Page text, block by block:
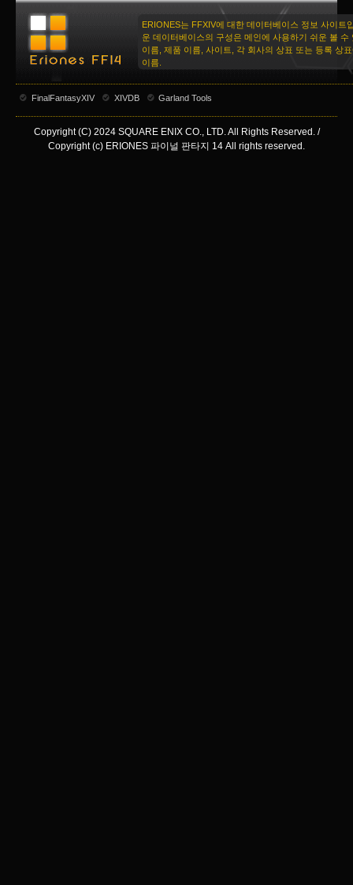
ERIONES는 FFXIV에 대한 데이터베이스 정보 사이트
운 데이터베이스의 구성은 메인에 사용하기 쉬운 볼 수
이름, 제품 이름, 사이트, 각 회사의 상표 또는 등록 상
이름.
FinalFantasyXIV XIVDB Garland Tools
Copyright (C) 2024 SQUARE ENIX CO., LTD. All Rights Reserved. /
Copyright (c) ERIONES 파이널 판타지 14 All rights reserved.